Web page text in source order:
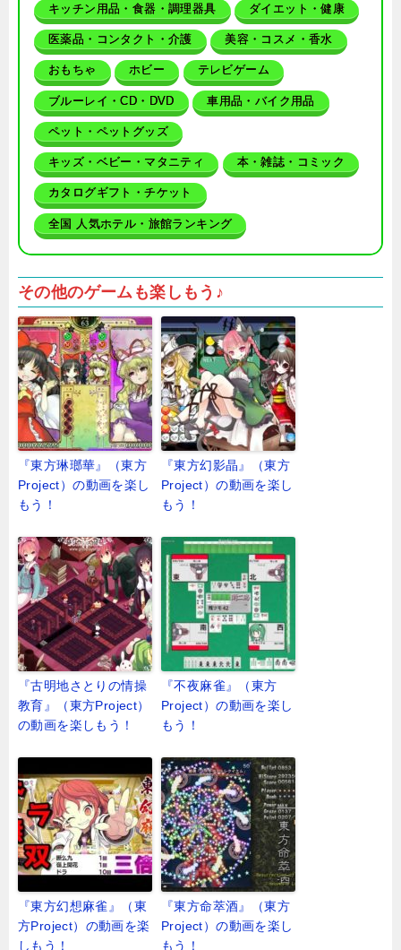
キッチン用品・食器・調理器具 ダイエット・健康
医薬品・コンタクト・介護 美容・コスメ・香水
おもちゃ ホビー テレビゲーム
ブルーレイ・CD・DVD 車用品・バイク用品
ペット・ペットグッズ
キッズ・ベビー・マタニティ 本・雑誌・コミック
カタログギフト・チケット
全国 人気ホテル・旅館ランキング
その他のゲームも楽しもう♪
『東方琳瑯華』（東方
Project）の動画を楽し
もう！
『東方幻影晶』（東方
Project）の動画を楽し
もう！
『古明地さとりの情操
教育』（東方Project）
の動画を楽しもう！
『不夜麻雀』（東方
Project）の動画を楽し
もう！
『東方幻想麻雀』（東
方Project）の動画を楽
しもう！
『東方命萃酒』（東方
Project）の動画を楽し
もう！